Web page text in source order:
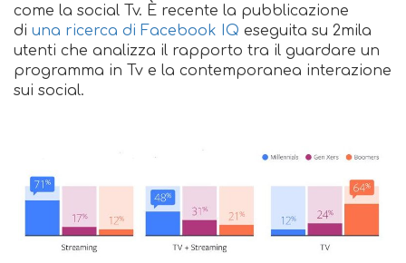
come la social Tv. È recente la pubblicazione
di una ricerca di Facebook IQ eseguita su 2mila
utenti che analizza il rapporto tra il guardare un
programma in Tv e la contemporanea interazione
sui social.